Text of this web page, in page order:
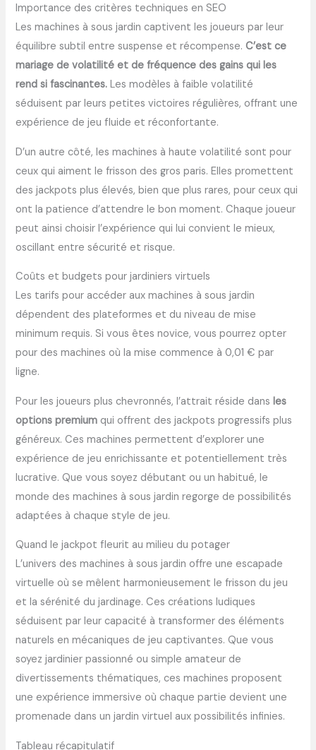
Importance des critères techniques en SEO
Les machines à sous jardin captivent les joueurs par leur
équilibre subtil entre suspense et récompense.C’est ce
mariage de volatilité et de fréquence des gains qui les
rend si fascinantes. Les modèles à faible volatilité
séduisent par leurs petites victoires régulières, offrant une
expérience de jeu fluide et réconfortante.
D’un autre côté, les machines à haute volatilité sont pour
ceux qui aiment le frisson des gros paris. Elles promettent
des jackpots plus élevés, bien que plus rares, pour ceux qui
ont la patience d’attendre le bon moment. Chaque joueur
peut ainsi choisir l’expérience qui lui convient le mieux,
oscillant entre sécurité et risque.
Coûts et budgets pour jardiniers virtuels
Les tarifs pour accéder aux machines à sous jardin
dépendent des plateformes et du niveau de mise
minimum requis. Si vous êtes novice, vous pourrez opter
pour des machines où la mise commence à 0,01 € par
ligne.
Pour les joueurs plus chevronnés, l’attrait réside dans les
options premium qui offrent des jackpots progressifs plus
généreux. Ces machines permettent d’explorer une
expérience de jeu enrichissante et potentiellement très
lucrative. Que vous soyez débutant ou un habitué, le
monde des machines à sous jardin regorge de possibilités
adaptées à chaque style de jeu.
Quand le jackpot fleurit au milieu du potager
L’univers des machines à sous jardin offre une escapade
virtuelle où se mêlent harmonieusement le frisson du jeu
et la sérénité du jardinage. Ces créations ludiques
séduisent par leur capacité à transformer des éléments
naturels en mécaniques de jeu captivantes. Que vous
soyez jardinier passionné ou simple amateur de
divertissements thématiques, ces machines proposent
une expérience immersive où chaque partie devient une
promenade dans un jardin virtuel aux possibilités infinies.
Tableau récapitulatif